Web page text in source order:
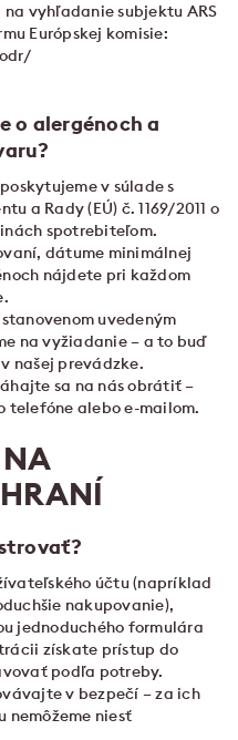
vyhľadanie subjektu ARS
Európskej komisie:
o alergénoch a
v súlade s
a Rady (EÚ) č. 1169/2011 o
spotrebiteľom.
dátume minimálnej
nájdete pri každom
uvedeným
na vyžiadanie – a to buď
našej prevádzke.
sa na nás obrátiť –
telefóne alebo e-mailom.
NA
účtu (napríklad
nakupovanie),
jednoduchého formulára
získate prístup do
podľa potreby.
v bezpečí – za ich
nemôžeme niesť